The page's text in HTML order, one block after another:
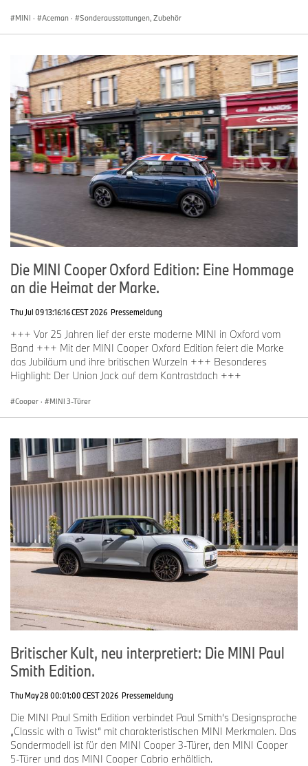
MINI · Aceman · Sonderausstattungen, Zubehör
Die MINI Cooper Oxford Edition: Eine Hommage
an die Heimat der Marke.
Thu Jul 09 13:16:16 CEST 2026 Pressemeldung
+++ Vor 25 Jahren lief der erste moderne MINI in Oxford vom
Band +++ Mit der MINI Cooper Oxford Edition feiert die Marke
das Jubiläum und ihre britischen Wurzeln +++ Besonderes
Highlight: Der Union Jack auf dem Kontrastdach +++
Cooper · MINI 3-Türer
Britischer Kult, neu interpretiert: Die MINI Paul
Smith Edition.
Thu May 28 00:01:00 CEST 2026 Pressemeldung
Die MINI Paul Smith Edition verbindet Paul Smith‘s Designsprache
„Classic with a Twist“ mit charakteristischen MINI Merkmalen. Das
Sondermodell ist für den MINI Cooper 3-Türer, den MINI Cooper
5-Türer und das MINI Cooper Cabrio erhältlich.